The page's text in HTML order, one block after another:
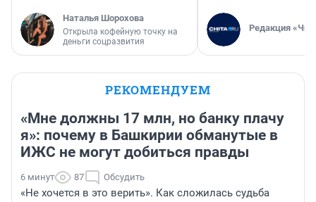
Наталья Шорохова
Открыла кофейную точку на
деньги соцразвития
Редакция
РЕКОМЕНДУЕМ
«Мне должны 17 млн, но банку плачу
я»: почему в Башкирии обманутые в
ИЖС не могут добиться правды
6 минут 87 Обсудить
«Не хочется в это верить». Как сложилась судьба